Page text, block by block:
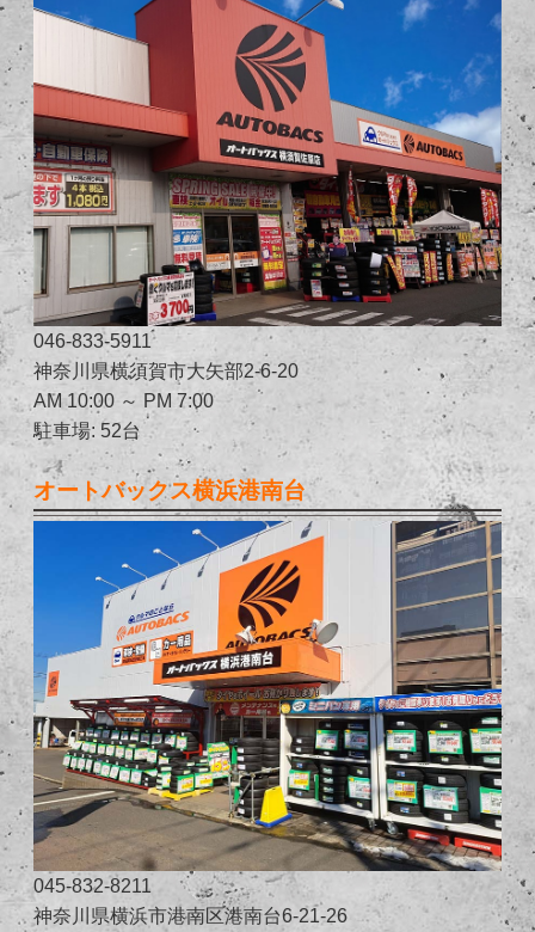
046-833-5911
神奈川県横須賀市大矢部2-6-20
AM 10:00 ～ PM 7:00
駐車場: 52台
オートバックス横浜港南台
045-832-8211
神奈川県横浜市港南区港南台6-21-26